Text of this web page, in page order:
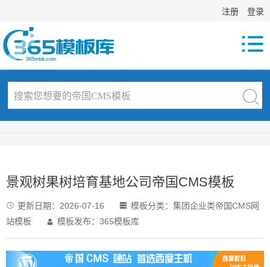
注册 登录

景观树果树培育基地公司帝国CMS模板
 更新日期： 2026-07-16  模板分类： 集团企业类帝国CMS网
站模板
 模板发布：365模板库